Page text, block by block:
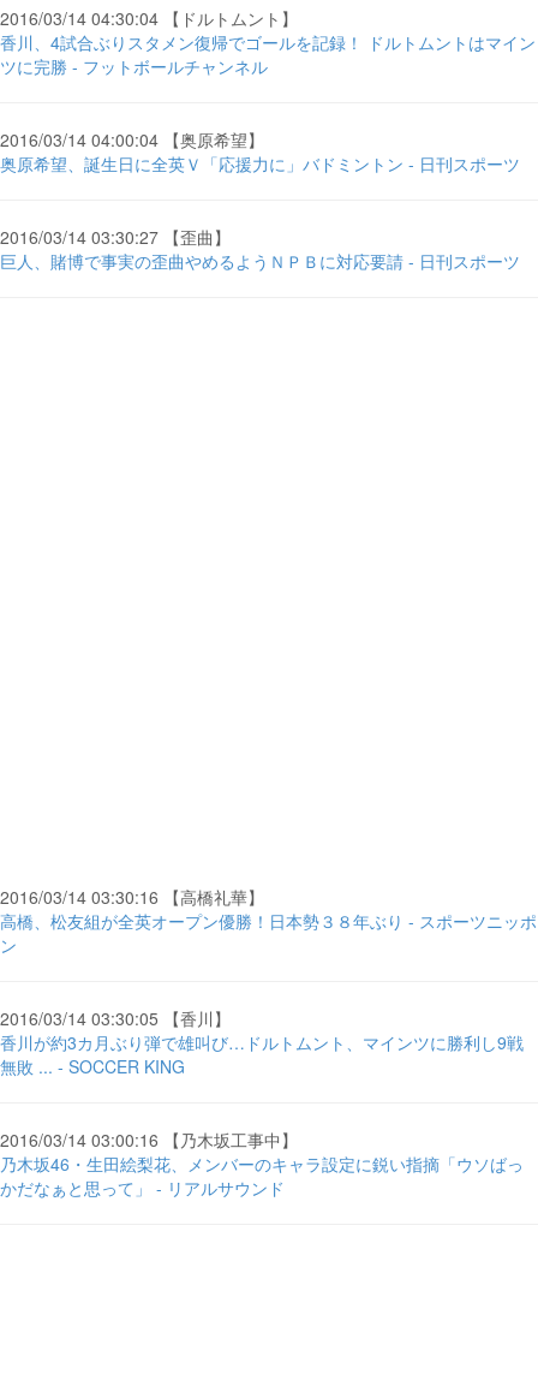
2016/03/14 04:30:04 【ドルトムント】
香川、4試合ぶりスタメン復帰でゴールを記録！ ドルトムントはマイン
ツに完勝 - フットボールチャンネル
2016/03/14 04:00:04 【奥原希望】
奥原希望、誕生日に全英Ｖ「応援力に」バドミントン - 日刊スポーツ
2016/03/14 03:30:27 【歪曲】
巨人、賭博で事実の歪曲やめるようＮＰＢに対応要請 - 日刊スポーツ
2016/03/14 03:30:16 【高橋礼華】
高橋、松友組が全英オープン優勝！日本勢３８年ぶり - スポーツニッポ
ン
2016/03/14 03:30:05 【香川】
香川が約3カ月ぶり弾で雄叫び…ドルトムント、マインツに勝利し9戦
無敗 ... - SOCCER KING
2016/03/14 03:00:16 【乃木坂工事中】
乃木坂46・生田絵梨花、メンバーのキャラ設定に鋭い指摘「ウソばっ
かだなぁと思って」 - リアルサウンド